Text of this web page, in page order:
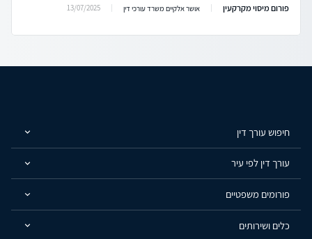
פורום מיסוי מקרקעין אושר אלקיים משרד עורכי דין 13/07/2025
חיפוש עורך דין
עורך דין לפי עיר
פורומים משפטיים
כלים ושירותים